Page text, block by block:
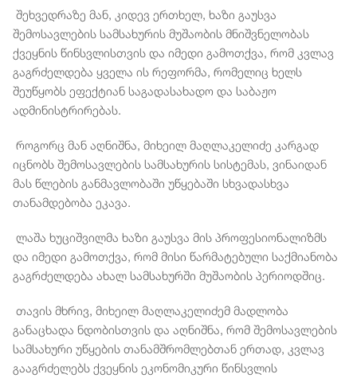
შეხვედრაზე მან, კიდევ ერთხელ, ხაზი გაუსვა
შემოსავლების სამსახურის მუშაობის მნიშვნელობას
ქვეყნის წინსვლისთვის და იმედი გამოთქვა, რომ კვლავ
გაგრძელდება ყველა ის რეფორმა, რომელიც ხელს
შეუწყობს ეფექტიან საგადასახადო და საბაჟო
ადმინისტრირებას.
როგორც მან აღნიშნა, მიხეილ მაღლაკელიძე კარგად
იცნობს შემოსავლების სამსახურის სისტემას, ვინაიდან
მას წლების განმავლობაში უწყებაში სხვადასხვა
თანამდებობა ეკავა.
ლაშა ხუციშვილმა ხაზი გაუსვა მის პროფესიონალიზმს
და იმედი გამოთქვა, რომ მისი წარმატებული საქმიანობა
გაგრძელდება ახალ სამსახურში მუშაობის პერიოდშიც.
თავის მხრივ, მიხეილ მაღლაკელიძემ მადლობა
განაცხადა ნდობისთვის და აღნიშნა, რომ შემოსავლების
სამსახური უწყების თანამშრომლებთან ერთად, კვლავ
გააგრძელებს ქვეყნის ეკონომიკური წინსვლის